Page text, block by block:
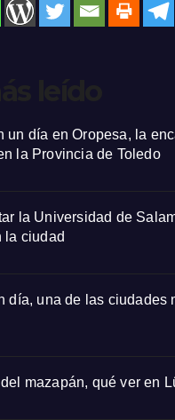
un día en Oropesa, la
la Provincia de Toledo
la Universidad de
la ciudad
día, una de las ciudades
mazapán, qué ver en